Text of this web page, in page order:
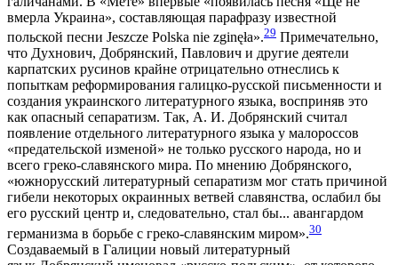
вмерла Украина», составляющая парафразу известной
польской песни Jeszcze Polska nie zginęła».29 Примечательно,
что Духнович, Добрянский, Павлович и другие деятели
карпатских русинов крайне отрицательно отнеслись к
попыткам реформирования галицко-русской письменности и
создания украинского литературного языка, восприняв это
как опасный сепаратизм. Так, А. И. Добрянский считал
появление отдельного литературного языка у малороссов
«предательской изменой» не только русского народа, но и
всего греко-славянского мира. По мнению Добрянского,
«южнорусский литературный сепаратизм мог стать причиной
гибели некоторых окраинных ветвей славянства, ослабил бы
его русский центр и, следовательно, стал бы... авангардом
германизма в борьбе с греко-славянским миром».30
Создаваемый в Галиции новый литературный